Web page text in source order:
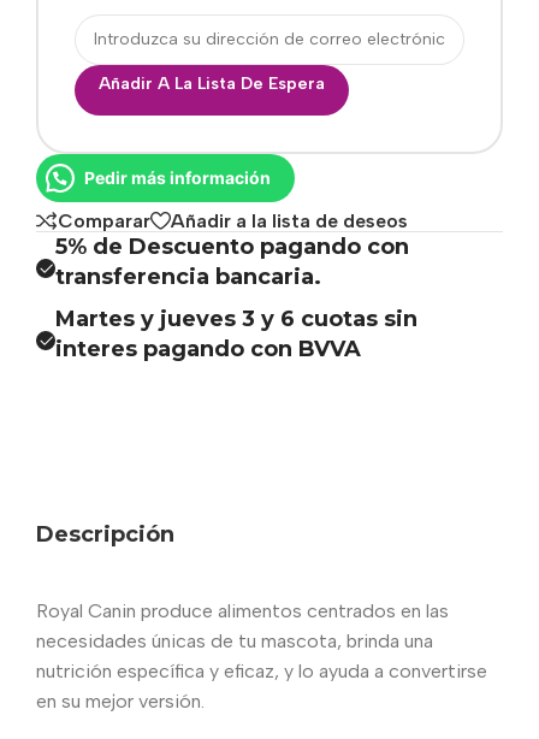
Añadir A La Lista De Espera
Pedir más información
Comparar Añadir a la lista de deseos
5% de Descuento pagando con
transferencia bancaria.
Martes y jueves 3 y 6 cuotas sin
interes pagando con BVVA
Descripción
Royal Canin produce alimentos centrados en las
necesidades únicas de tu mascota, brinda una
nutrición específica y eficaz, y lo ayuda a convertirse
en su mejor versión.